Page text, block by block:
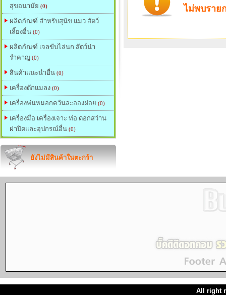
สุขอนามัย (0)
ผลิตภัณฑ์ สำหรับสุนัข แมว สัตว์
เลี้ยงอื่น (0)
ผลิตภัณฑ์ เจลขับไล่นก สัตว์น่า
รำคาญ (0)
สินค้าแนะนำอื่น (0)
เครื่องดักแมลง (0)
เครื่องพ่นหมอกควันละอองฝอย (0)
เครื่องมือ เครื่องเจาะ ท่อ ดอกสว่าน
ฝาปิดและอุปกรณ์อื่น (0)
ยังไม่มีสินค้าในตะกร้า
ไม่พบราย
All right